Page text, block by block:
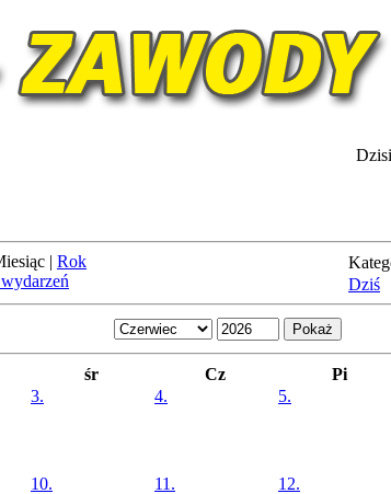
| Rok
Dziś
śr Cz Pi
3. 4. 5.
10. 11. 12.